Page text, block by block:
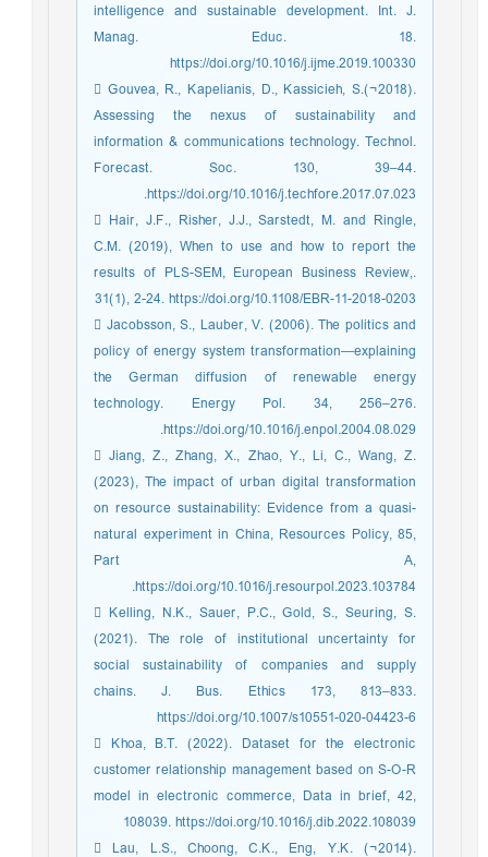
intelligence and sustainable development. Int. J.
Manag. Educ. 18.
https://doi.org/10.1016/j.ijme.2019.100330
 Gouvea, R., Kapelianis, D., Kassicieh, S.(¬2018).
Assessing the nexus of sustainability and
information & communications technology. Technol.
Forecast. Soc. 130, 39–44.
https://doi.org/10.1016/j.techfore.2017.07.023.
 Hair, J.F., Risher, J.J., Sarstedt, M. and Ringle,
C.M. (2019), When to use and how to report the
results of PLS-SEM, European Business Review,.
31(1), 2-24. https://doi.org/10.1108/EBR-11-2018-0203
 Jacobsson, S., Lauber, V. (2006). The politics and
policy of energy system transformation—explaining
the German diffusion of renewable energy
technology. Energy Pol. 34, 256–276.
https://doi.org/10.1016/j.enpol.2004.08.029.
 Jiang, Z., Zhang, X., Zhao, Y., Li, C., Wang, Z.
(2023), The impact of urban digital transformation
on resource sustainability: Evidence from a quasi-
natural experiment in China, Resources Policy, 85,
Part A,
https://doi.org/10.1016/j.resourpol.2023.103784.
 Kelling, N.K., Sauer, P.C., Gold, S., Seuring, S.
(2021). The role of institutional uncertainty for
social sustainability of companies and supply
chains. J. Bus. Ethics 173, 813–833.
https://doi.org/10.1007/s10551-020-04423-6
 Khoa, B.T. (2022). Dataset for the electronic
customer relationship management based on S-O-R
model in electronic commerce, Data in brief, 42,
108039. https://doi.org/10.1016/j.dib.2022.108039
 Lau, L.S., Choong, C.K., Eng, Y.K. (¬2014).